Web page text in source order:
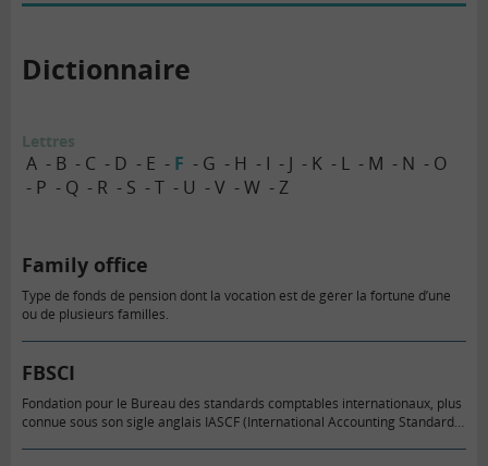
Dictionnaire
Lettres
A B C D E F G H I J K L M N
O
P
Q R S T U V W Z
Family office
Type de fonds de pension dont la vocation est de gérer la fortune d’une
ou de plusieurs familles.
FBSCI
Fondation pour le Bureau des standards comptables internationaux, plus
connue sous son sigle anglais IASCF (International Accounting Standards